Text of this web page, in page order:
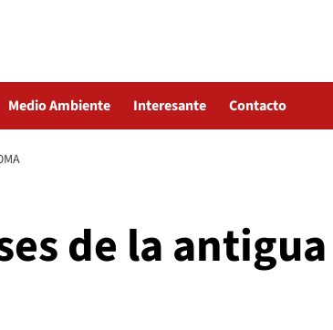
Medio Ambiente Interesante Contacto
de la antigua